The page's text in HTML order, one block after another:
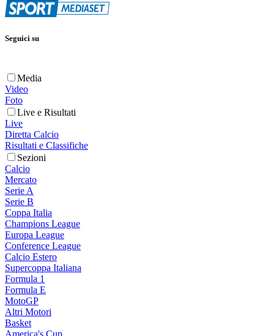
Seguici su
Media
Video
Foto
Live e Risultati
Live
Diretta Calcio
Risultati e Classifiche
Sezioni
Calcio
Mercato
Serie A
Serie B
Coppa Italia
Champions League
Europa League
Conference League
Calcio Estero
Supercoppa Italiana
Formula 1
Formula E
MotoGP
Altri Motori
Basket
America's Cup